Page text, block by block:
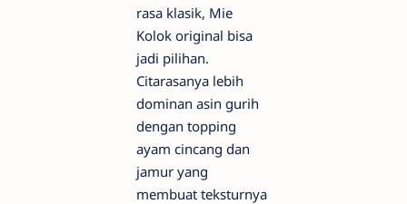
rasa klasik, Mie
Kolok original bisa
jadi pilihan.
Citarasanya lebih
dominan asin gurih
dengan topping
ayam cincang dan
jamur yang
membuat teksturnya